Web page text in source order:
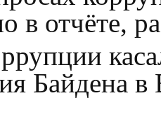
в отчёте,
Байдена в